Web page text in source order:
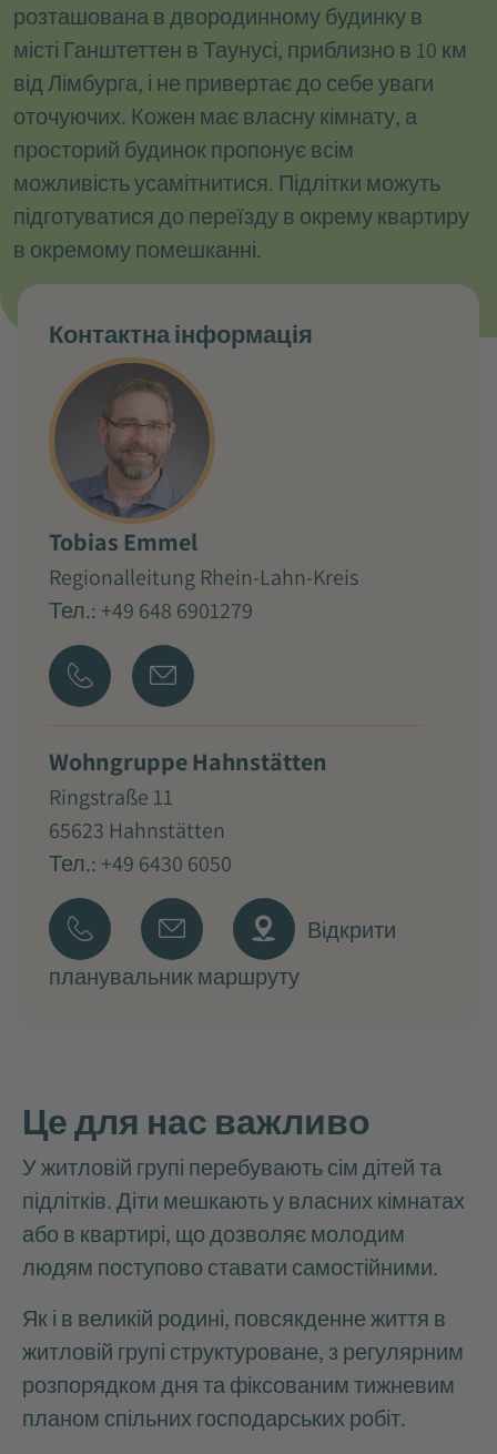
розташована в двородинному будинку в
місті Ганштеттен в Таунусі, приблизно в 10 км
від Лімбурга, і не привертає до себе уваги
оточуючих. Кожен має власну кімнату, а
просторий будинок пропонує всім
можливість усамітнитися. Підлітки можуть
підготуватися до переїзду в окрему квартиру
в окремому помешканні.
Контактна інформація
Tobias Emmel
Regionalleitung Rhein-Lahn-Kreis
Тел.: +49 648 6901279
Wohngruppe Hahnstätten
Ringstraße 11
65623 Hahnstätten
Тел.: +49 6430 6050
Відкрити
планувальник маршруту
Це для нас важливо
У житловій групі перебувають сім дітей та
підлітків. Діти мешкають у власних кімнатах
або в квартирі, що дозволяє молодим
людям поступово ставати самостійними.
Як і в великій родині, повсякденне життя в
житловій групі структуроване, з регулярним
розпорядком дня та фіксованим тижневим
планом спільних господарських робіт.